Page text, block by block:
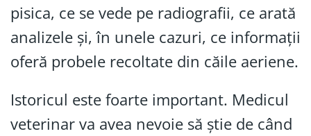
pisica, ce se vede pe radiografii, ce arată
analizele și, în unele cazuri, ce informații
oferă probele recoltate din căile aeriene.
Istoricul este foarte important. Medicul
veterinar va avea nevoie să știe de când